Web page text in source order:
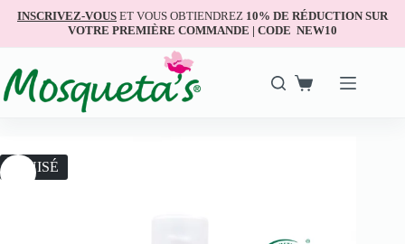
INSCRIVEZ-VOUS ET VOUS OBTIENDREZ 10% DE RÉDUCTION SUR
VOTRE PREMIÈRE COMMANDE | CODE NEW10
ÉPUISÉ